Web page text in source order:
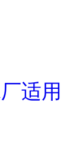
适用